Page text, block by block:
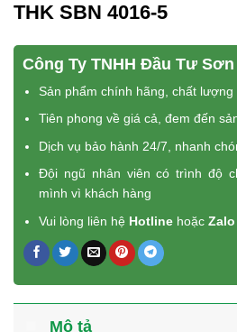
THK SBN 4016-5
Công Ty TNHH Đầu Tư
Sản phẩm chính hãng, chất
Tiên phong về giá cả, đem đến
Dịch vụ bảo hành 24/7, nhanh
Đội ngũ nhân viên có trình độ
mình vì khách hàng
Vui lòng liên hệ Hotline hoặcZalo
Mô tả